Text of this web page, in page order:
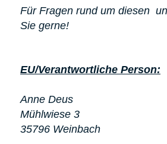
Für Fragen rund um diesen
Sie gerne!
EU/Verantwortliche Person:
Anne Deus
Mühlwiese 3
35796 Weinbach